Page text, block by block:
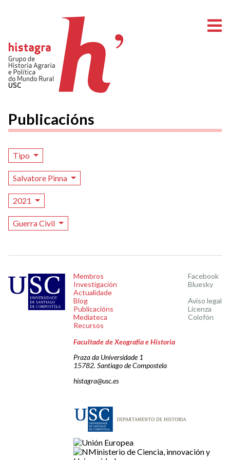
Publicacións
Tipo
Salvatore Pinna
2021
Guerra Civil
Membros
Investigación
Actualidade
Blog
Publicacións
Mediateca
Recursos
Facebook
Bluesky
Aviso legal
Licenza
Colofón
Facultade de Xeografía e Historia
Praza da Universidade 1
15782. Santiago de Compostela
histagra@usc.es